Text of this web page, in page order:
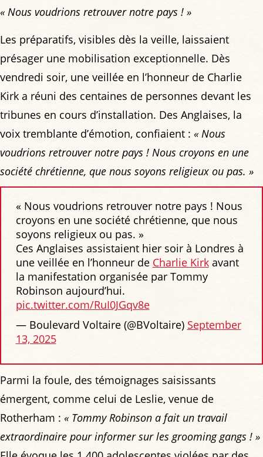
« Nous voudrions retrouver notre pays ! »
Les préparatifs, visibles dès la veille, laissaient
présager une mobilisation exceptionnelle. Dès
vendredi soir, une veillée en l’honneur de Charlie
Kirk a réuni des centaines de personnes devant les
tribunes en cours d’installation. Des Anglaises, la
voix tremblante d’émotion, confiaient : « Nous
voudrions retrouver notre pays ! Nous croyons en une
société chrétienne, que nous soyons religieux ou pas. »
« Nous voudrions retrouver notre pays ! Nous
croyons en une société chrétienne, que nous
soyons religieux ou pas. »
Ces Anglaises assistaient hier soir à Londres à
une veillée en l’honneur de Charlie Kirkavant
la manifestation organisée par Tommy
Robinson aujourd’hui.
pic.twitter.com/RuI0JGqv8e
— Boulevard Voltaire (@BVoltaire) September
13, 2025
Parmi la foule, des témoignages saisissants
émergent, comme celui de Leslie, venue de
Rotherham : « Tommy Robinson a fait un travail
extraordinaire pour informer sur les grooming gangs ! »